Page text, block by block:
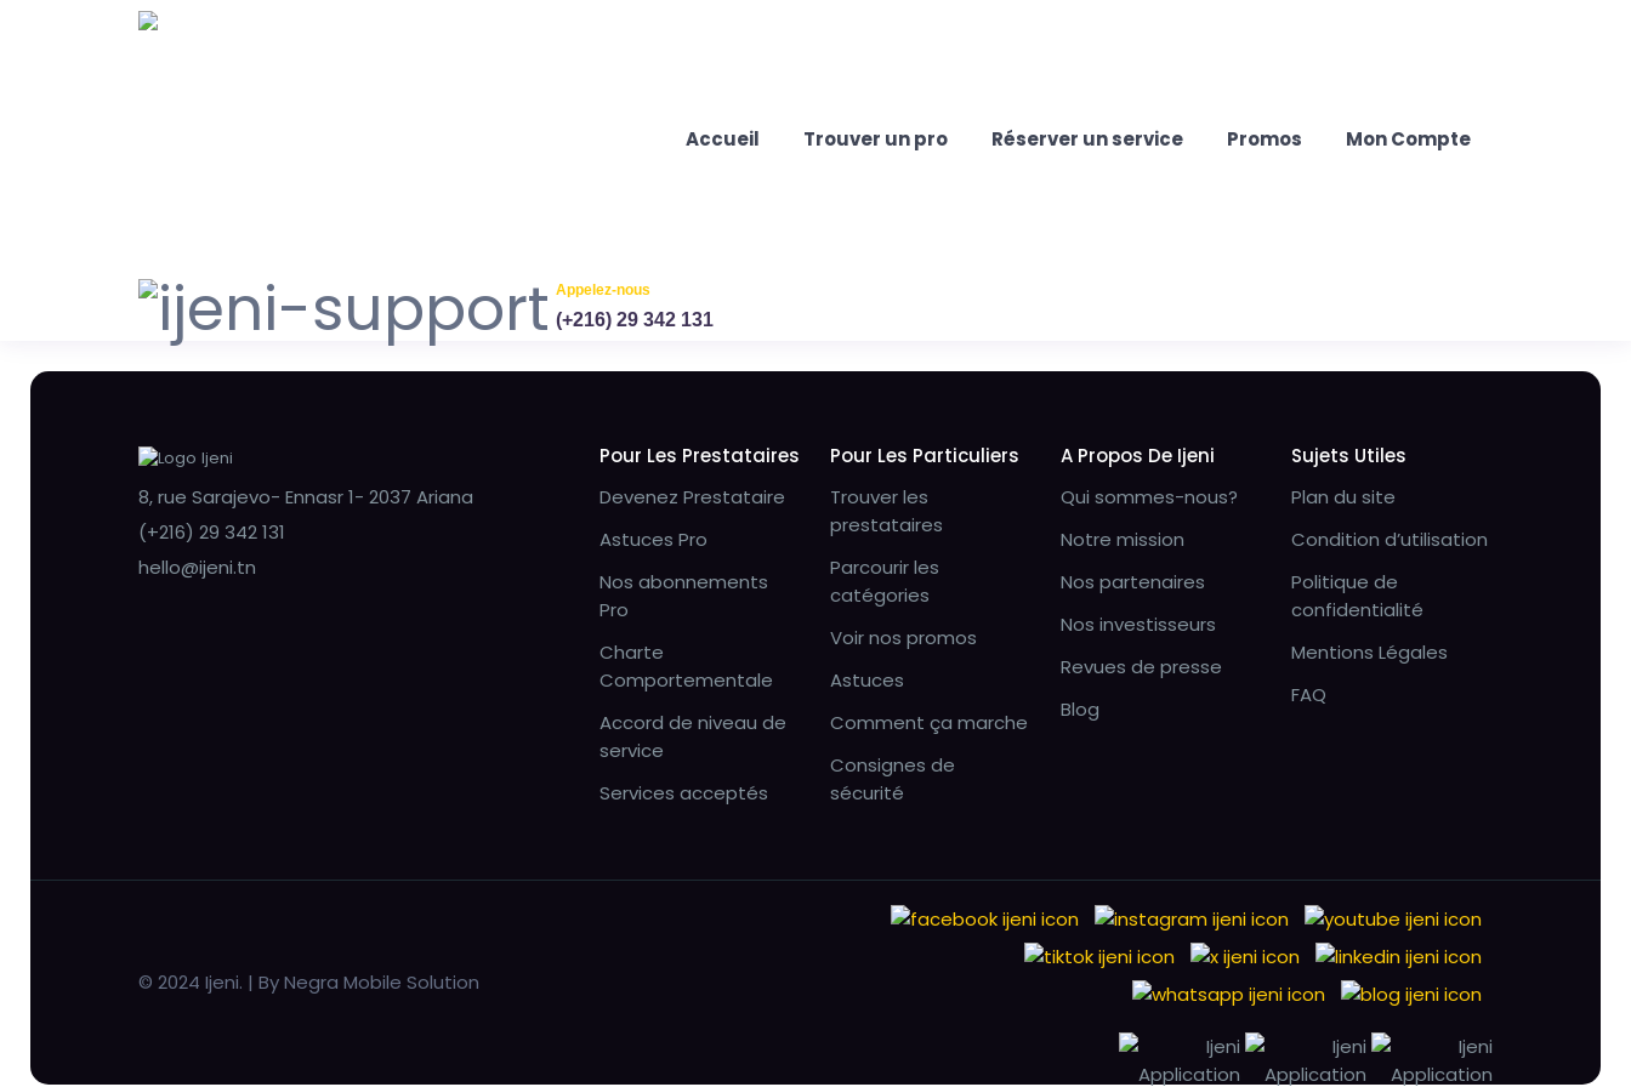
Accueil Trouver un pro Réserver un service Promos Mon Compte
Appelez-nous
(+216) 29 342 131
8, rue Sarajevo- Ennasr 1- 2037 Ariana
(+216) 29 342 131
hello@ijeni.tn
Pour Les Prestataires
Devenez Prestataire
Astuces Pro
Nos abonnements
Pro
Charte
Comportementale
Accord de niveau de
service
Services acceptés
Pour Les Particuliers
Trouver les
prestataires
Parcourir les
catégories
Voir nos promos
Astuces
Comment ça marche
Consignes de
sécurité
A Propos De Ijeni
Qui sommes-nous?
Notre mission
Nos partenaires
Nos investisseurs
Revues de presse
Blog
Sujets Utiles
Plan du site
Condition d’utilisation
Politique de
confidentialité
Mentions Légales
FAQ
© 2024 Ijeni. | By Negra Mobile Solution